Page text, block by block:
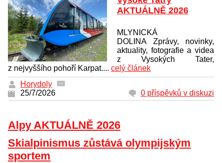
AKTUÁLNĚ 2026
MLYNICKÁ
DOLINA Zprávy, novinky,
aktuality, fotografie a videa
z Vysokých Tater,
z nejvyššího pohoří Karpat.... celý článek
Horydoly
25/7/2026
0 příspěvků v diskuzi
Alpy AKTUÁLNĚ 2026
Skialpinismus zůstává olympijským
sportem